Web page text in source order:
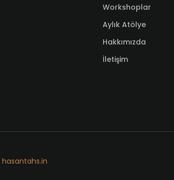
Workshoplar
Aylık Atölye
Hakkımızda
İletişim
hasantahs.in